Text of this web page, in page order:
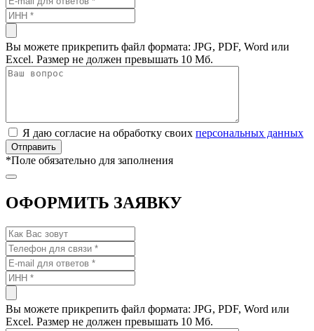
Вы можете прикрепить файл формата: JPG, PDF, Word или
Excel. Размер не должен превышать 10 Мб.
Я даю согласие на обработку своих персональных данных
*Поле обязательно для заполнения
ОФОРМИТЬ ЗАЯВКУ
Вы можете прикрепить файл формата: JPG, PDF, Word или
Excel. Размер не должен превышать 10 Мб.